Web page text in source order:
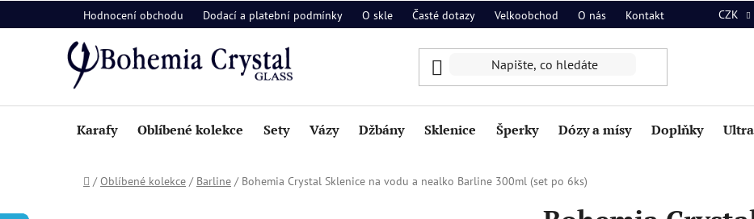
na
Hodnocení obchodu Dodací a platební podmínky O skle Časté dotazy Velkoobchod O nás Kontakt CZK
Karafy Oblíbené kolekce Sety Vázy Džbány Sklenice Šperky Dózy a mísy Doplňky
Domů
/ Oblíbené kolekce / Barline / Bohemia Crystal Sklenice na vodu a nealko Barline 300ml (set po 6ks)